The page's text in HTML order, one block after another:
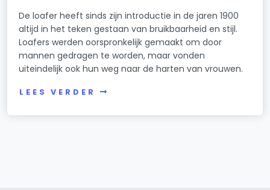
De loafer heeft sinds zijn introductie in de jaren 1900
altijd in het teken gestaan van bruikbaarheid en stijl.
Loafers werden oorspronkelijk gemaakt om door
mannen gedragen te worden, maar vonden
uiteindelijk ook hun weg naar de harten van vrouwen.
LEES VERDER